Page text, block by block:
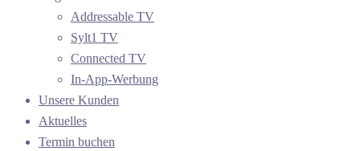
Addressable TV
Sylt1 TV
Connected TV
In-App-Werbung
Unsere Kunden
Aktuelles
Termin buchen